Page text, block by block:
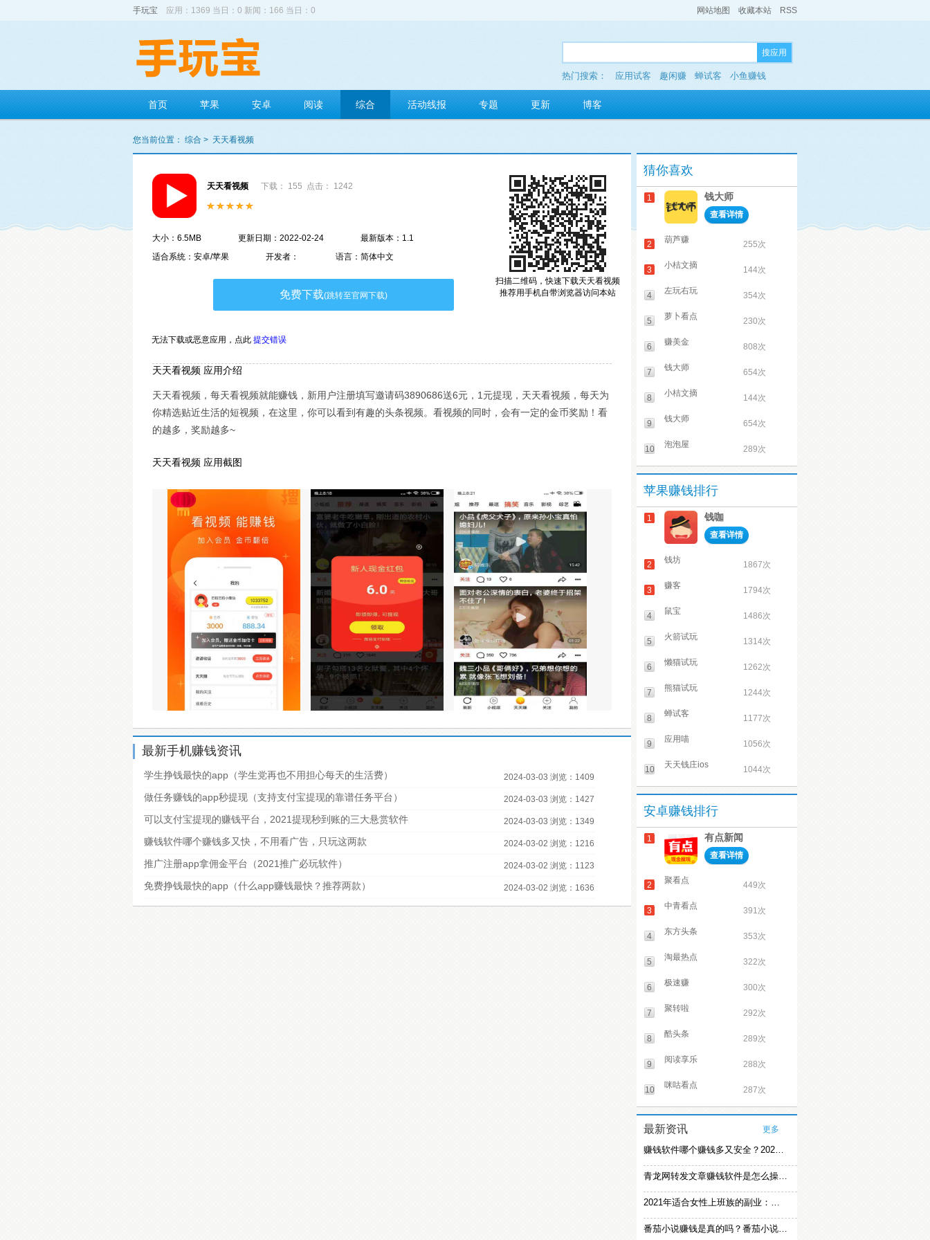
手玩宝 应用：1369 当日：0 新闻：166 当日：0 网站地图 收藏本站 RSS
搜应用
热门搜索： 应用试客 趣闲赚 蝉试客 小鱼赚钱
多玩红包
首页 苹果 安卓 阅读 综合 活动线报 专题 更新 博客
您当前位置： 综合 > 天天看视频
扫描二维码，快速下载天天看视频
推荐用手机自带浏览器访问本站
天天看视频 下载： 155 点击： 1242
大小：6.5MB 更新日期：2022-02-24
最新版本：1.1
适合系统：安卓/苹果
开发者： 语言：简体中文
免费下载(跳转至官网下载)
无法下载或恶意应用， 点此 提交错误
天天看视频 应用介绍
天天看视频，每天看视频就能赚钱，新用户注册填写邀请码3890686送6元，1元提现，天天看视频，每天为
你精选贴近生活的短视频，在这里，你可以看到有趣的头条视频。看视频的同时，会有一定的金币奖励！看
的越多，奖励越多~
天天看视频 应用截图
最新手机赚钱资讯
学生挣钱最快的app（学生党再也不用担心每天的生活费） 2024-03-03 浏览：1409
做任务赚钱的app秒提现（支持支付宝提现的靠谱任务平台） 2024-03-03 浏览：1427
可以支付宝提现的赚钱平台，2021提现秒到账的三大悬赏软件 2024-03-03 浏览：1349
赚钱软件哪个赚钱多又快，不用看广告，只玩这两款 2024-03-02 浏览：1216
推广注册app拿佣金平台（2021推广必玩软件） 2024-03-02 浏览：1123
免费挣钱最快的app（什么app赚钱最快？推荐两款） 2024-03-02 浏览：1636
猜你喜欢
1 钱大师
查看详情
2 葫芦赚 255次
3 小桔文摘 144次
4 左玩右玩 354次
5 萝卜看点 230次
6 赚美金 808次
7 钱大师 654次
8 小桔文摘 144次
9 钱大师 654次
10 泡泡屋 289次
苹果赚钱排行
1 钱咖
查看详情
2 钱坊 1867次
3 赚客 1794次
4 鼠宝 1486次
5 火箭试玩 1314次
6 懒猫试玩 1262次
7 熊猫试玩 1244次
8 蝉试客 1177次
9 应用喵 1056次
10 天天钱庄ios 1044次
安卓赚钱排行
1 有点新闻
查看详情
2 聚看点 449次
3 中青看点 391次
4 东方头条 353次
5 淘最热点 322次
6 极速赚 300次
7 聚转啦 292次
8 酷头条 289次
9 阅读享乐 288次
10 咪咕看点 287次
最新资讯 更多
赚钱软件哪个赚钱多又安全？2021精选赚钱软件
青龙网转发文章赚钱软件是怎么操作的？
2021年适合女性上班族的副业：女生在家赚钱兼职推荐
番茄小说赚钱是真的吗？番茄小说怎么操作赚钱